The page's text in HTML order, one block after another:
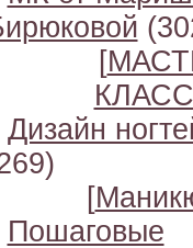
[
Дизайн
[
Пошаговые